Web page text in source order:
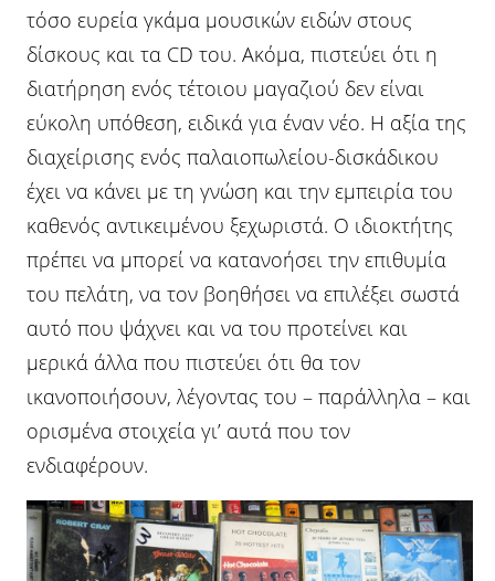
τόσο ευρεία γκάμα μουσικών ειδών στους
δίσκους και τα CD του. Ακόμα, πιστεύει ότι η
διατήρηση ενός τέτοιου μαγαζιού δεν είναι
εύκολη υπόθεση, ειδικά για έναν νέο. Η αξία της
διαχείρισης ενός παλαιοπωλείου-δισκάδικου
έχει να κάνει με τη γνώση και την εμπειρία του
καθενός αντικειμένου ξεχωριστά. Ο ιδιοκτήτης
πρέπει να μπορεί να κατανοήσει την επιθυμία
του πελάτη, να τον βοηθήσει να επιλέξει σωστά
αυτό που ψάχνει και να του προτείνει και
μερικά άλλα που πιστεύει ότι θα τον
ικανοποιήσουν, λέγοντας του – παράλληλα – και
ορισμένα στοιχεία γι’ αυτά που τον
ενδιαφέρουν.